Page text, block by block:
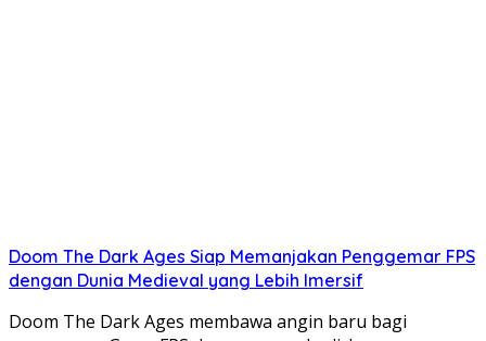
Doom The Dark Ages Siap Memanjakan Penggemar FPS
dengan Dunia Medieval yang Lebih Imersif
Doom The Dark Ages membawa angin baru bagi